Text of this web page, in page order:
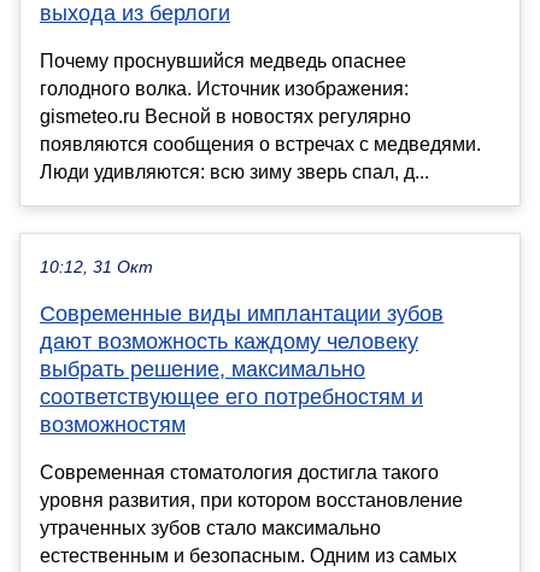
выхода из берлоги
Почему проснувшийся медведь опаснее
голодного волка. Источник изображения:
gismeteo.ru Весной в новостях регулярно
появляются сообщения о встречах с медведями.
Люди удивляются: всю зиму зверь спал, д...
10:12, 31 Окт
Современные виды имплантации зубов
дают возможность каждому человеку
выбрать решение, максимально
соответствующее его потребностям и
возможностям
Современная стоматология достигла такого
уровня развития, при котором восстановление
утраченных зубов стало максимально
естественным и безопасным. Одним из самых